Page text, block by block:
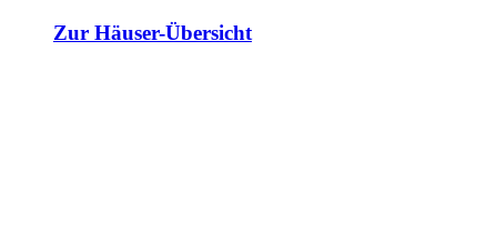
Zur Häuser-Übersicht